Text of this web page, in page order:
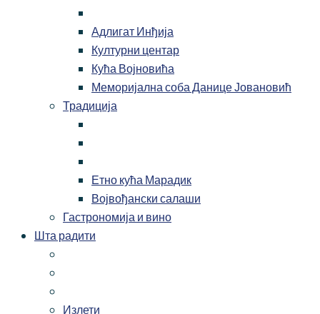
Адлигат Инђија
Културни центар
Кућа Војновића
Меморијална соба Данице Јовановић
Традиција
Етно кућа Марадик
Војвођански салаши
Гастрономија и вино
Шта радити
Излети